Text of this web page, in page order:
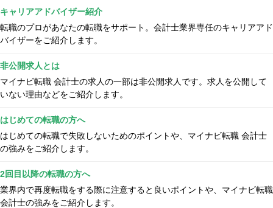
キャリアアドバイザー紹介
転職のプロがあなたの転職をサポート。会計士業界専任のキャリアアド
バイザーをご紹介します。
非公開求人とは
マイナビ転職 会計士の求人の一部は非公開求人です。求人を公開して
いない理由などをご紹介します。
はじめての転職の方へ
はじめての転職で失敗しないためのポイントや、マイナビ転職 会計士
の強みをご紹介します。
2回目以降の転職の方へ
業界内で再度転職をする際に注意すると良いポイントや、マイナビ転職
会計士の強みをご紹介します。